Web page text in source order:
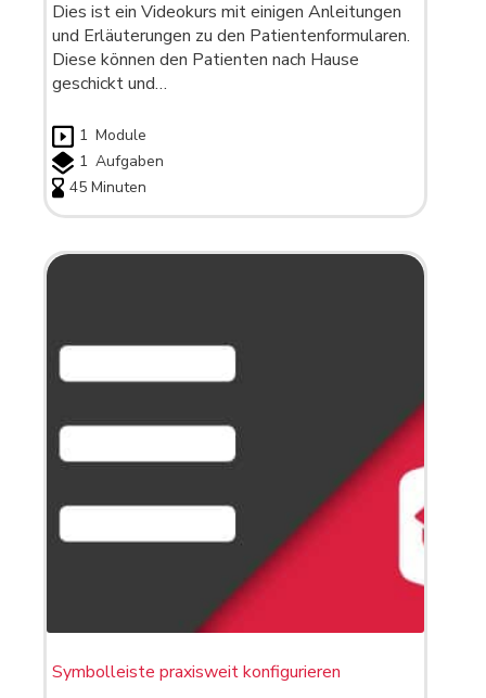
Dies ist ein Videokurs mit einigen Anleitungen
und Erläuterungen zu den Patientenformularen.
Diese können den Patienten nach Hause
geschickt und…
1 Module
1 Aufgaben
45 Minuten
Symbolleiste praxisweit konfigurieren